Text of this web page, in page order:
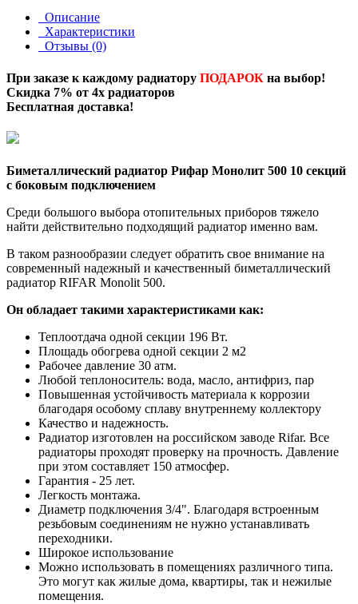
Описание
Характеристики
Отзывы (0)
При заказе к каждому радиатору ПОДАРОК на выбор!
Скидка 7% от 4х радиаторов
Бесплатная доставка!
Биметаллический радиатор Рифар Монолит 500 10 секций
с боковым подключением
Среди большого выбора отопительных приборов тяжело
найти действительно подходящий радиатор именно вам.
В таком разнообразии следует обратить свое внимание на
современный надежный и качественный биметаллический
радиатор RIFAR Monolit 500.
Он обладает такими характеристиками как:
Теплоотдача одной секции 196 Вт.
Площадь обогрева одной секции 2 м2
Рабочее давление 30 атм.
Любой теплоноситель: вода, масло, антифриз, пар
Повышенная устойчивость материала к коррозии
благодаря особому сплаву внутреннему коллектору
Качество и надежность.
Радиатор изготовлен на российском заводе Rifar. Все
радиаторы проходят проверку на прочность. Давление
при этом составляет 150 атмосфер.
Гарантия - 25 лет.
Легкость монтажа.
Диаметр подключения 3/4". Благодаря встроенным
резьбовым соединениям не нужно устанавливать
переходники.
Широкое использование
Можно использовать в помещениях различного типа.
Это могут как жилые дома, квартиры, так и нежилые
помещения.